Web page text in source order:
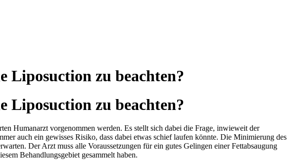
Liposuction zu beachten?
Liposuction zu beachten?
Humanarzt vorgenommen werden. Es stellt sich dabei die Frage, inwieweit der
auch ein gewisses Risiko, dass dabei etwas schief laufen könnte. Die Minimierung des
Der Arzt muss alle Voraussetzungen für ein gutes Gelingen einer Fettabsaugung
Behandlungsgebiet gesammelt haben.